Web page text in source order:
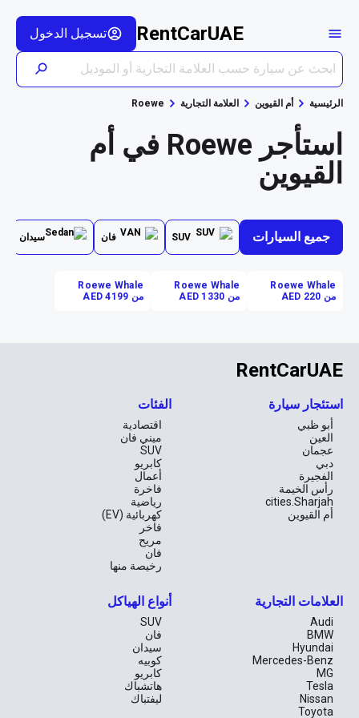
RentCarUAE تسجيل الدخول
الرئيسية أم القيوين العلامة التجارية Roewe
استأجر Roewe في أم
القيوين
جميع السيارات SUV فان سيدان
Roewe Whale
من AED 220
Roewe Whale
من AED 1330
Roewe Whale
من AED 4199
RentCarUAE
استئجار سيارة
أبو ظبي
العين
عجمان
دبي
الفجيرة
رأس الخيمة
cities.Sharjah
أم القيوين
الفئات
اقتصادية
ميني فان
SUV
كابريو
أعمال
فاخرة
رياضية
كهربائية (EV)
فاخر
مريح
فان
رخيصة منها
العلامات التجارية
Audi
BMW
Hyundai
Mercedes-Benz
MG
Tesla
Nissan
Toyota
أنواع الهياكل
SUV
فان
سيدان
كوبيه
كابريو
هاتشباك
ليفتباك